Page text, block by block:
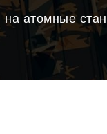
на атомные